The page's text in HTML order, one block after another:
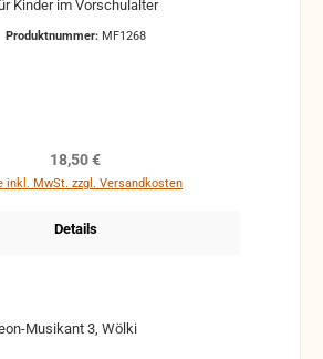
Kinder im Vorschulalter
Produktnummer: MF1268
Regulärer Preis:
18,50 €
inkl. MwSt. zzgl. Versandkosten
Details